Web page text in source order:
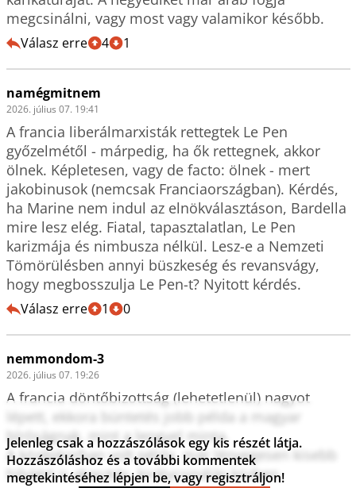
megcsinálni, vagy most vagy valamikor később.
Válasz erre 4 1
namégmitnem
2026. július 07. 19:41
A francia liberálmarxisták rettegtek Le Pen
győzelmétől - márpedig, ha ők rettegnek, akkor
ölnek. Képletesen, vagy de facto: ölnek - mert
jakobinusok (nemcsak Franciaországban). Kérdés,
ha Marine nem indul az elnökválasztáson, Bardella
mire lesz elég. Fiatal, tapasztalatlan, Le Pen
karizmája és nimbusza nélkül. Lesz-e a Nemzeti
Tömörülésben annyi büszkeség és revansvágy,
Válasz erre 1 0
nemmondom-3
2026. július 07. 19:26
A francia döntőbizottság (lehetetlenül) nagyot
lépett, ekkora büntetés jobb példa a magyar
bíróságnak, mint a lengyel minta.
A középkorban volt példa  már lényegesen kisebb
hibáért is akasztás, királycsinálás közben.
Jelenleg csak a hozzászólások egy kis részét látja.
Hozzászóláshoz és a további kommentek
megtekintéséhez lépjen be, vagy regisztráljon!